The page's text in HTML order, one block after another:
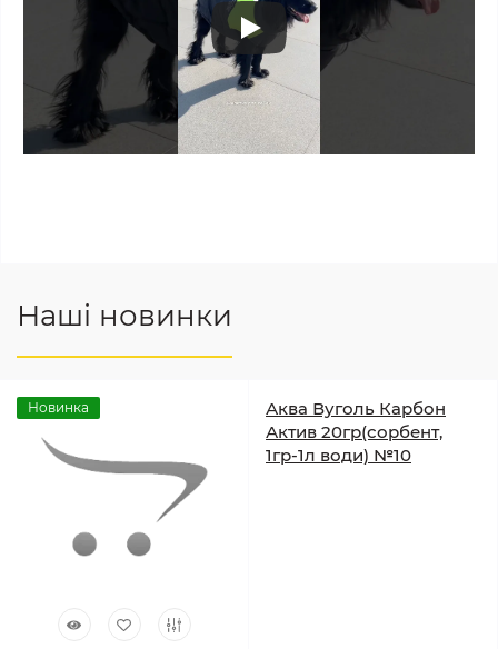
Наші новинки
Новинка
Аква Вуголь Карбон
Актив 20гр(сорбент,
1гр-1л води) №10